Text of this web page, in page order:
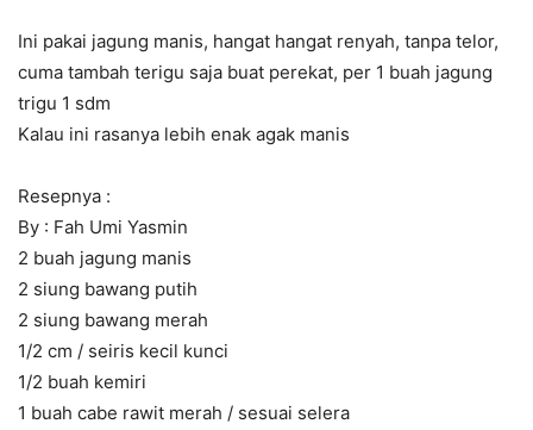
Ini pakai jagung manis, hangat hangat renyah, tanpa telor,
cuma tambah terigu saja buat perekat, per 1 buah jagung
trigu 1 sdm
Kalau ini rasanya lebih enak agak manis
Resepnya :
By : Fah Umi Yasmin
2 buah jagung manis
2 siung bawang putih
2 siung bawang merah
1/2 cm / seiris kecil kunci
1/2 buah kemiri
1 buah cabe rawit merah / sesuai selera